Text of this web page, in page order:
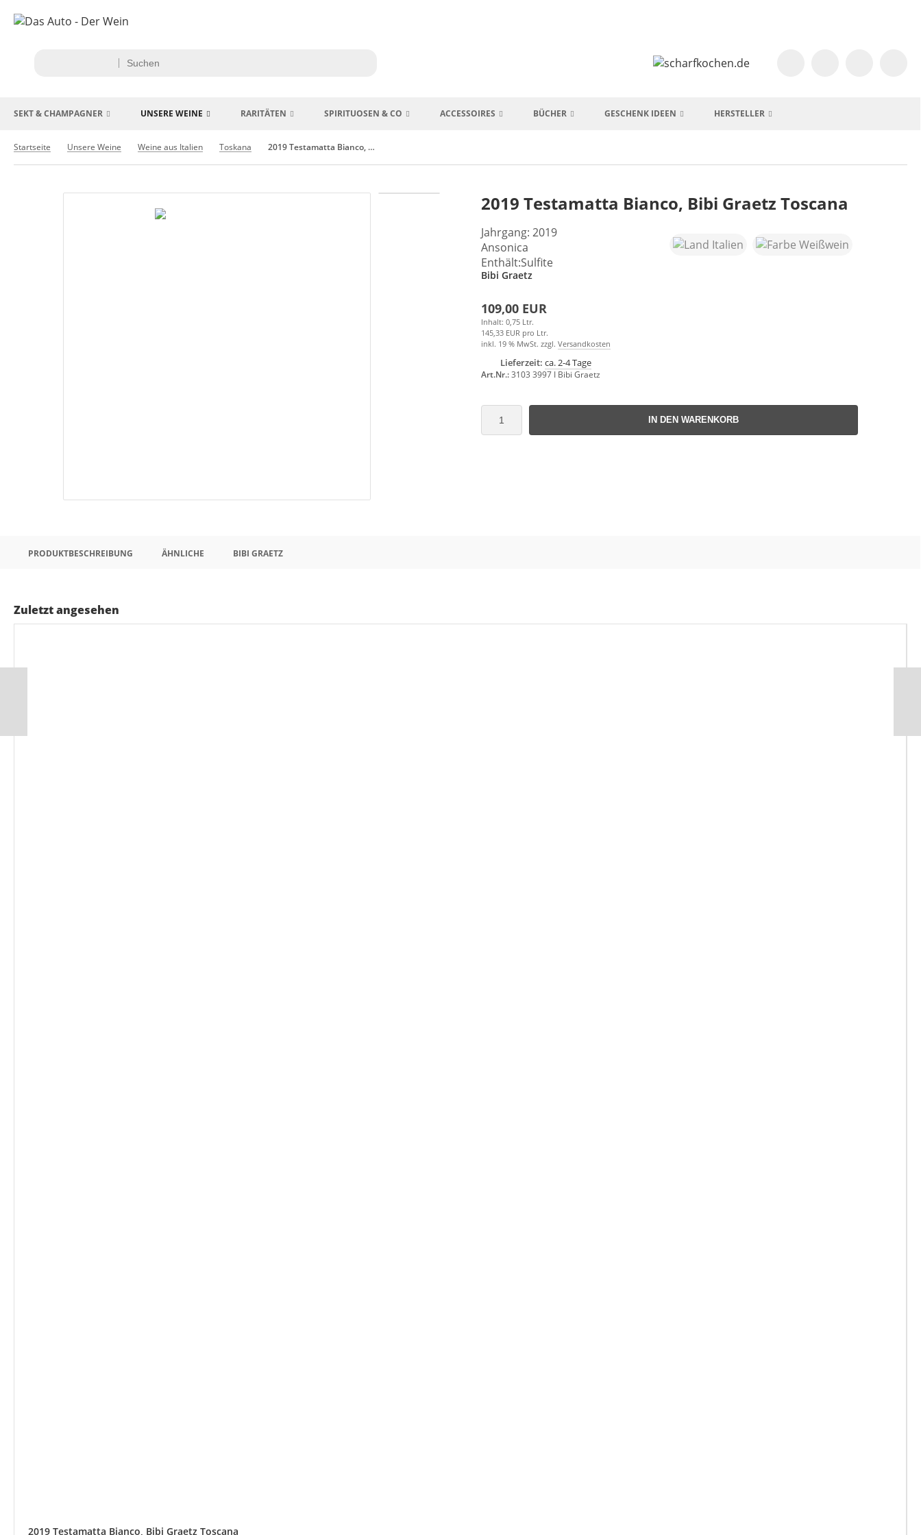
SEKT & CHAMPAGNER UNSERE WEINE RARITÄTEN SPIRITUOSEN & CO ACCESSOIRES BÜCHER GESCHENK IDEEN HERSTELLER
Startseite Unsere Weine Weine aus Italien Toskana 2019 Testamatta Bianco, Bibi Graetz Toscana
2019 Testamatta Bianco, Bibi Graetz Toscana
Jahrgang: 2019
Ansonica
Enthält:Sulfite
Bibi Graetz
109,00 EUR
Inhalt: 0,75 Ltr.
145,33 EUR pro Ltr.
inkl. 19 % MwSt. zzgl. Versandkosten
Lieferzeit: ca. 2-4 Tage
Art.Nr.:3103 3997 I Bibi Graetz
IN DEN WARENKORB
PRODUKTBESCHREIBUNG ÄHNLICHE BIBI GRAETZ
Zuletzt angesehen
2019 Testamatta Bianco, Bibi Graetz Toscana